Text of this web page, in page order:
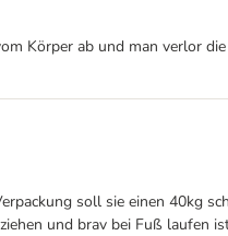
Körper ab und man verlor
soll sie einen 40kg
und brav bei Fuß laufen